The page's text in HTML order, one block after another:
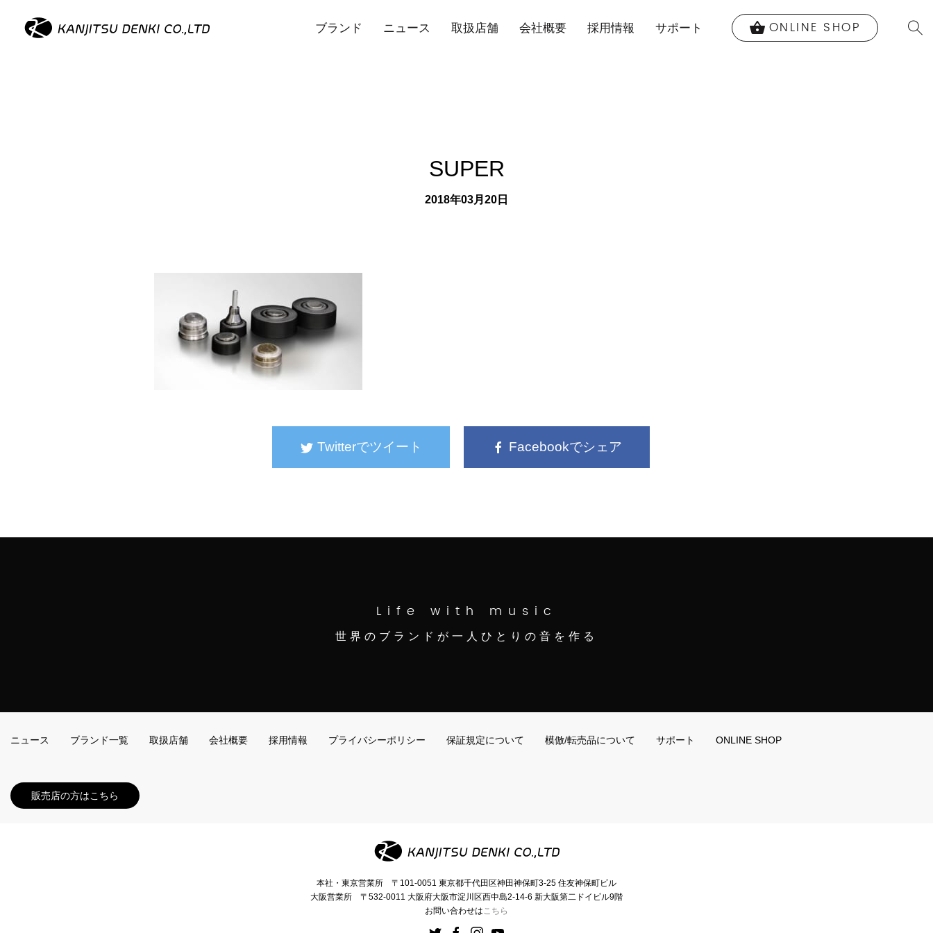
ブランド ニュース 取扱店舗 会社概要 採用情報 サポート shopping_basket ONLINE SHOP
SUPER
2018年03月20日
Twitterでツイート Facebookでシェア
Life with music
世界のブランドが一人ひとりの音を作る
ニュース ブランド一覧 取扱店舗 会社概要 採用情報 プライバシーポリシー 保証規定について 模倣/転売品について サポート ONLINE SHOP
販売店の方はこちら
本社・東京営業所 〒101-0051 東京都千代田区神田神保町3-25 住友神保町ビル
大阪営業所 〒532-0011 大阪府大阪市淀川区西中島2-14-6 新大阪第二ドイビル9階
お問い合わせはこちら